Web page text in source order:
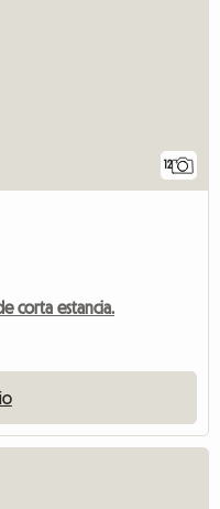
12
corta estancia.